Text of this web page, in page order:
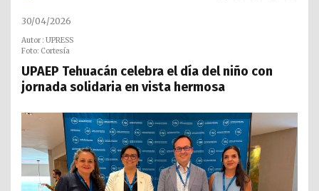
30/04/2026
Autor : UPRESS
Foto: Cortesía
UPAEP Tehuacán celebra el día del niño con
jornada solidaria en vista hermosa